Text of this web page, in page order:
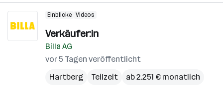
Einblicke Videos
Verkäufer:in
Billa AG
vor 5 Tagen veröffentlicht
Hartberg
Teilzeit ab 2.251 € monatlich